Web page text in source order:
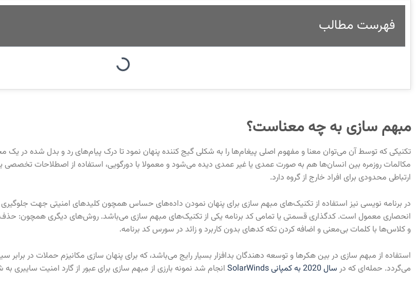
فهرست مطالب
مبهم سازی به چه معناست؟
تکنیکی که توسط آن می‌توان معنا و مفهوم اصلی پیغام‌ها را به شکلی گیج کننده پنهان نمود تا درک پیام‌های رد و بدل شده در
مکالمات روزمره بین انسان‌ها هم به صورت عمدی یا غیر عمدی دیده می‌شود و معمولا با دورگویی، استفاده از اصطلاحات
ارتباطی محدودی برای افراد خارج از گروه دارد.
در برنامه نویسی نیز استفاده از تکنیک‌های مبهم سازی برای پنهان نمودن داده‌های حساس همچون کلیدهای امنیتی جهت
انحصاری معمول است. کدگذاری قسمتی یا تمامی کد برنامه یکی از تکنیک‌های مبهم سازی می‌باشد. روش‌های دیگری همچون: حذف
و کلاس‌ها با کلمات بی‌معنی و اضافه کردن تکه کدهای بدون کاربرد و زائد در سورس کد برنامه.
استفاده از مبهم سازی در بین هکرها و توسعه دهندگان بدافزار بسیار رایج می‌باشد، که برای پنهان سازی مکانیزم حملات در
می‌گردد. حمله‌ای که در سال 2020 به کمپانی SolarWinds انجام شد نمونه بارزی از مبهم سازی برای عبور از گارد امنیت سایبری